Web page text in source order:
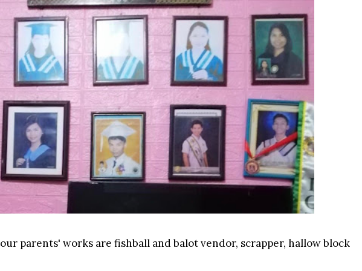
parents' works are fishball and balot vendor, scrapper, hallow block